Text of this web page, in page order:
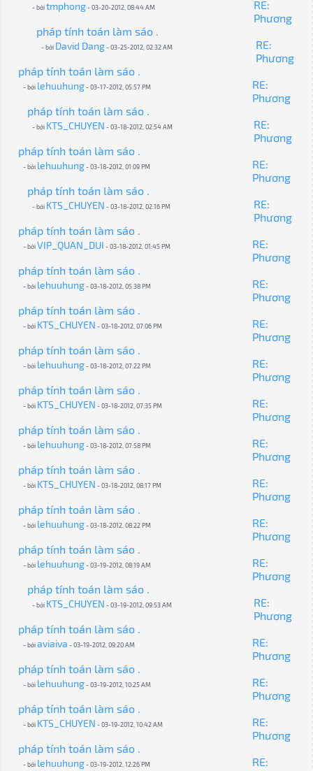
- bởitmphong- 03-20-2012, 08:44 AM
RE:
Phương
pháp tính toán làm sáo .
- bởi David Dang- 03-25-2012, 02:32 AM
RE:
Phương
pháp tính toán làm sáo .
- bởi lehuuhung- 03-17-2012, 05:57 PM
RE:
Phương
pháp tính toán làm sáo .
- bởi KTS_CHUYEN - 03-18-2012, 02:54 AM
RE:
Phương
pháp tính toán làm sáo .
- bởi lehuuhung- 03-18-2012, 01:09 PM
RE:
Phương
pháp tính toán làm sáo .
- bởi KTS_CHUYEN - 03-18-2012, 02:16 PM
RE:
Phương
pháp tính toán làm sáo .
- bởiVIP_QUAN_DUI - 03-18-2012, 01:45 PM
RE:
Phương
pháp tính toán làm sáo .
- bởi lehuuhung- 03-18-2012, 05:38 PM
RE:
Phương
pháp tính toán làm sáo .
- bởi KTS_CHUYEN - 03-18-2012, 07:06 PM
RE:
Phương
pháp tính toán làm sáo .
- bởi lehuuhung- 03-18-2012, 07:22 PM
RE:
Phương
pháp tính toán làm sáo .
- bởi KTS_CHUYEN - 03-18-2012, 07:35 PM
RE:
Phương
pháp tính toán làm sáo .
- bởi lehuuhung- 03-18-2012, 07:58 PM
RE:
Phương
pháp tính toán làm sáo .
- bởi KTS_CHUYEN - 03-18-2012, 08:17 PM
RE:
Phương
pháp tính toán làm sáo .
- bởi lehuuhung- 03-18-2012, 08:22 PM
RE:
Phương
pháp tính toán làm sáo .
- bởi lehuuhung- 03-19-2012, 08:19 AM
RE:
Phương
pháp tính toán làm sáo .
- bởi KTS_CHUYEN - 03-19-2012, 09:53 AM
RE:
Phương
pháp tính toán làm sáo .
- bởiaviaiva - 03-19-2012, 09:20 AM
RE:
Phương
pháp tính toán làm sáo .
- bởi lehuuhung- 03-19-2012, 10:25 AM
RE:
Phương
pháp tính toán làm sáo .
- bởi KTS_CHUYEN - 03-19-2012, 10:42 AM
RE:
Phương
pháp tính toán làm sáo .
- bởi lehuuhung- 03-19-2012, 12:26 PM
RE: